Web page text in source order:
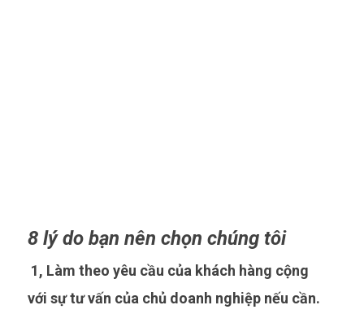
8 lý do bạn nên chọn chúng tôi
1, Làm theo yêu cầu của khách hàng cộng
với sự tư vấn của chủ doanh nghiệp nếu cần.